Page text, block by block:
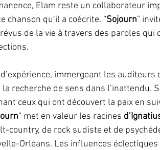
Elam reste un collaborateur
qu’il a coécrite. “Sojourn”
de la vie à travers des paroles qui
immergeant les
recherche de sens dans l’inattendu.
ceux qui ont découvert la paix en
” met en valeur les racines
country, de rock sudiste et de
Orléans. Les influences